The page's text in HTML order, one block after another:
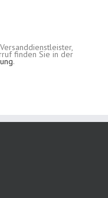
finden Sie in der
.